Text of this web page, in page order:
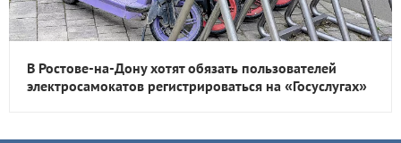
В Ростове-на-Дону хотят обязать пользователей
электросамокатов регистрироваться на «Госуслугах»